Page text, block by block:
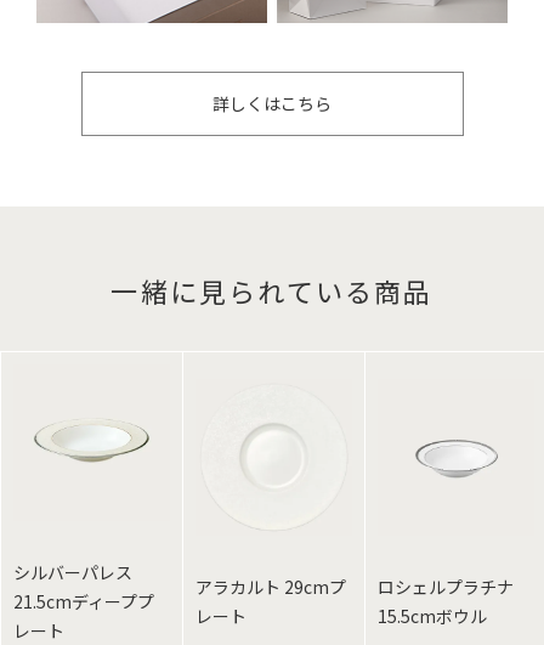
詳しくはこちら
一緒に見られている商品
シルバーパレス
21.5cmディーププ
レート
アラカルト 29cmプ
レート
ロシェルプラチナ
15.5cmボウル